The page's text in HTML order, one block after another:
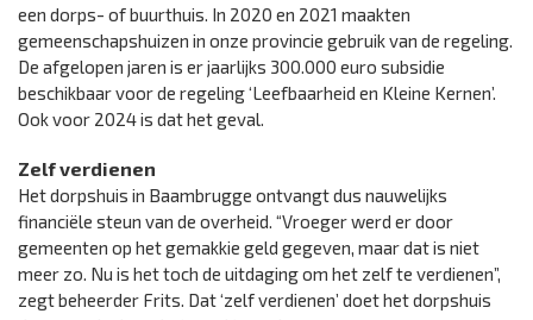
een dorps- of buurthuis. In 2020 en 2021 maakten
gemeenschapshuizen in onze provincie gebruik van de regeling.
De afgelopen jaren is er jaarlijks 300.000 euro subsidie
beschikbaar voor de regeling ‘Leefbaarheid en Kleine Kernen’.
Ook voor 2024 is dat het geval.
Zelf verdienen
Het dorpshuis in Baambrugge ontvangt dus nauwelijks
financiële steun van de overheid. “Vroeger werd er door
gemeenten op het gemakkie geld gegeven, maar dat is niet
meer zo. Nu is het toch de uitdaging om het zelf te verdienen”,
zegt beheerder Frits. Dat ‘zelf verdienen’ doet het dorpshuis